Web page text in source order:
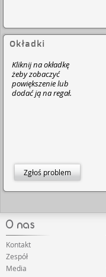
Okładki
Kliknij na okładkę
żeby zobaczyć
powiększenie lub
dodać ją na regał.
Zgłoś problem
Kontakt
Zespół
Media